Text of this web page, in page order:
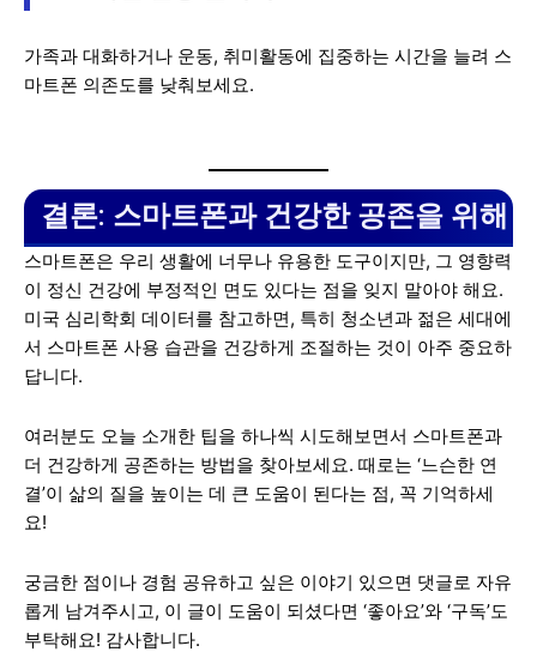
가족과 대화하거나 운동, 취미활동에 집중하는 시간을 늘려 스
마트폰 의존도를 낮춰보세요.
결론: 스마트폰과 건강한 공존을 위해
스마트폰은 우리 생활에 너무나 유용한 도구이지만, 그 영향력
이 정신 건강에 부정적인 면도 있다는 점을 잊지 말아야 해요.
미국 심리학회 데이터를 참고하면, 특히 청소년과 젊은 세대에
서 스마트폰 사용 습관을 건강하게 조절하는 것이 아주 중요하
답니다.
여러분도 오늘 소개한 팁을 하나씩 시도해보면서 스마트폰과
더 건강하게 공존하는 방법을 찾아보세요. 때로는 ‘느슨한 연
결’이 삶의 질을 높이는 데 큰 도움이 된다는 점, 꼭 기억하세
요!
궁금한 점이나 경험 공유하고 싶은 이야기 있으면 댓글로 자유
롭게 남겨주시고, 이 글이 도움이 되셨다면 ‘좋아요’와 ‘구독’도
부탁해요! 감사합니다.